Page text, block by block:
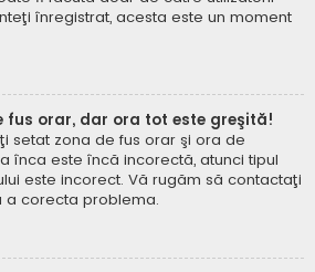
înregistrat, acesta este un moment
fus orar, dar ora tot este greşită!
setat zona de fus orar şi ora de
înca este încă incorectă, atunci tipul
este incorect. Vă rugăm să contactaţi
a corecta problema.